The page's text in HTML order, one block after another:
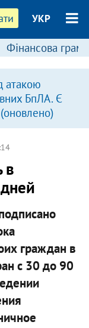
УКР
Фінансова
атакою
БпЛА. Є
в
граждан в
с 30 до 90